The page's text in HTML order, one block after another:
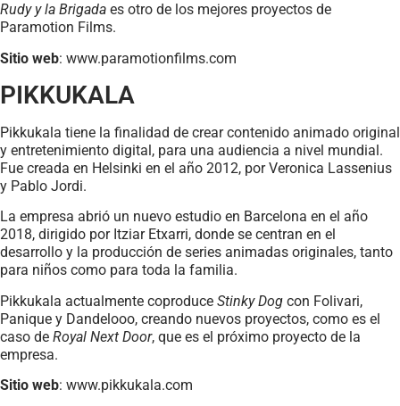
Rudy y la Brigada es otro de los mejores proyectos de
Paramotion Films.
Sitio web: www.paramotionfilms.com
PIKKUKALA
Pikkukala tiene la finalidad de crear contenido animado original
y entretenimiento digital, para una audiencia a nivel mundial.
Fue creada en Helsinki en el año 2012, por Veronica Lassenius
y Pablo Jordi.
La empresa abrió un nuevo estudio en Barcelona en el año
2018, dirigido por Itziar Etxarri, donde se centran en el
desarrollo y la producción de series animadas originales, tanto
para niños como para toda la familia.
Pikkukala actualmente coproduce Stinky Dog con Folivari,
Panique y Dandelooo, creando nuevos proyectos, como es el
caso de Royal Next Door, que es el próximo proyecto de la
empresa.
Sitio web: www.pikkukala.com